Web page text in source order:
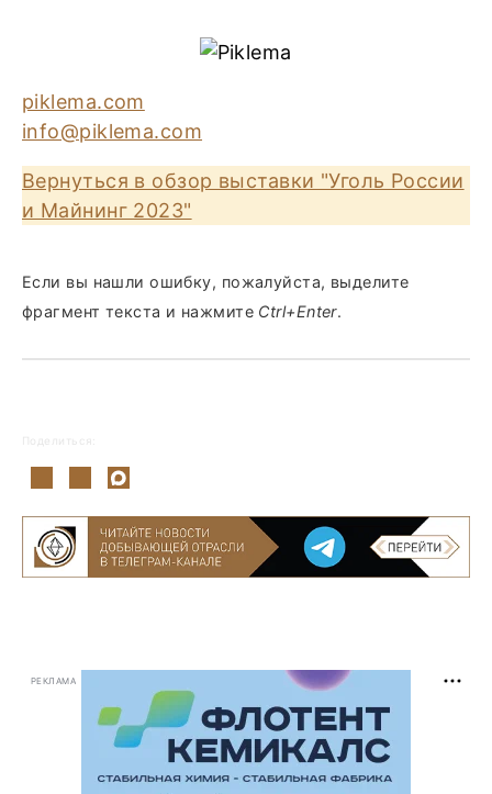
piklema.com
info@piklema.com
Вернуться в обзор выставки "Уголь России
и Майнинг 2023"
Если вы нашли ошибку, пожалуйста, выделите
фрагмент текста и нажмите Ctrl+Enter.
Поделиться:
РЕКЛАМА